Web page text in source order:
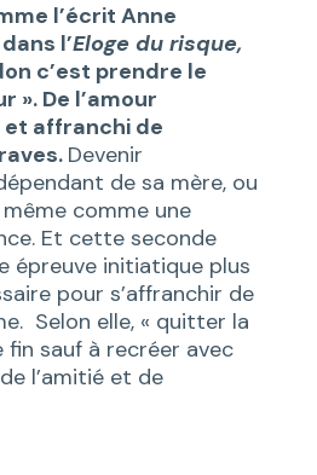
l’écrit Anne
l’Eloge du risque,
c’est prendre le
». De l’amour
affranchi de
Devenir
de sa mère, ou
comme une
Et cette seconde
épreuve initiatique plus
pour s’affranchir de
Selon elle, « quitter la
fin sauf à recréer avec
l’amitié et de